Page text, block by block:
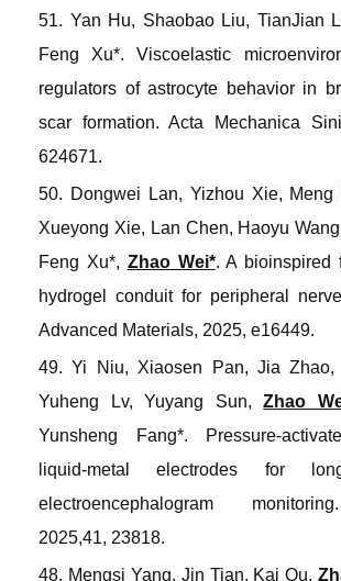
51. Yan Hu, Shaobao Liu, TianJian
Feng Xu*. Viscoelastic
regulators of astrocyte behavior in
scar formation.Acta Mechanica
624671.
50. Dongwei Lan, Yizhou Xie, Meng
Xueyong Xie, Lan Chen, Haoyu
Feng Xu*, Zhao Wei*. A bioinspired
hydrogel conduit for peripheral
Advanced Materials, 2025, e16449.
49. Yi Niu, Xiaosen Pan, Jia Zhao,
Yuheng Lv, Yuyang Sun,Zhao
Yunsheng Fang*. Pressure-
liquid-metal electrodes for
electroencephalogram
2025,41, 23818.
48. Mengsi Yang, Jin Tian, Kai Qu,